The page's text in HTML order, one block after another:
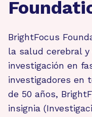
BrightFocus
la salud cerebral
investigación en
investigadores en
de 50 años,
insignia